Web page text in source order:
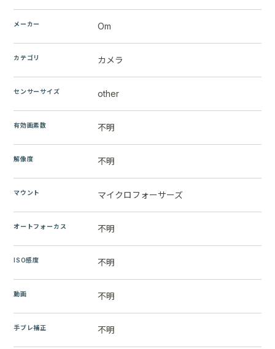
メーカー Om
カテゴリ カメラ
センサーサイズ other
有効画素数 不明
解像度 不明
マウント マイクロフォーサーズ
オートフォーカス 不明
ISO感度 不明
動画 不明
手ブレ補正 不明